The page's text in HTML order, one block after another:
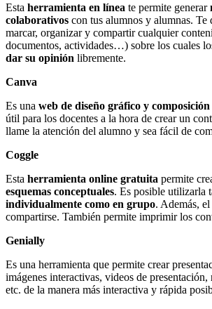
Esta herramienta en línea te permite generar
colaborativos con tus alumnos y alumnas. Te
marcar, organizar y compartir cualquier
documentos, actividades…) sobre los cuales
dar su opinión libremente.
Canva
Es una web de diseño gráfico y composición
útil para los docentes a la hora de crear un
llame la atención del alumno y sea fácil de
Coggle
Esta herramienta online gratuita permite
esquemas conceptuales. Es posible utilizarla
individualmente como en grupo. Además,
compartirse. También permite imprimir los
Genially
Es una herramienta que permite crear
imágenes interactivas, videos de
etc. de la manera más interactiva y rápida